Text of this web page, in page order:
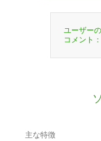
ユーザー
コメント：
主な特徴